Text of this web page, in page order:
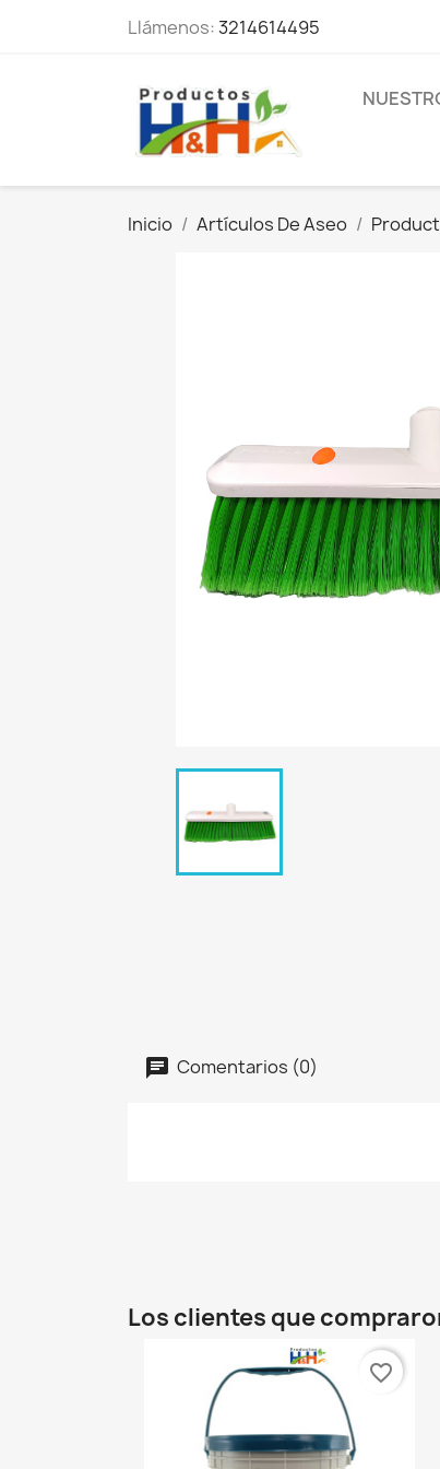
Llámenos:3214614495
Inicio Artículos De Aseo
Comentarios (0)
Los clientes que
favorite_border